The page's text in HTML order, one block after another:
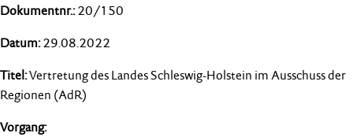
20/150
29.08.2022
Vertretung des Landes Schleswig-Holstein im Ausschuss der
Regionen (AdR)